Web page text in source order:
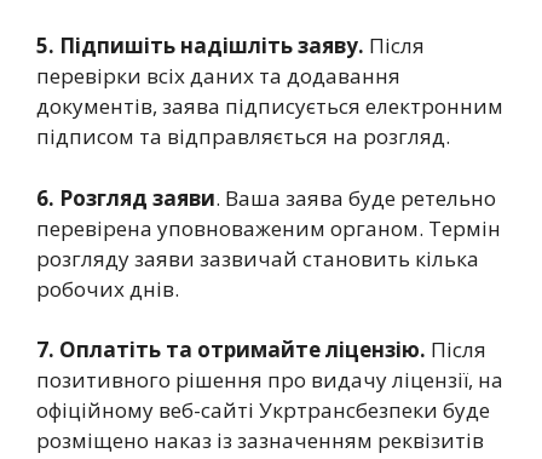
5. Підпишіть надішліть заяву. Після
перевірки всіх даних та додавання
документів, заява підписується електронним
підписом та відправляється на розгляд.
6. Розгляд заяви. Ваша заява буде ретельно
перевірена уповноваженим органом. Термін
розгляду заяви зазвичай становить кілька
робочих днів.
7. Оплатіть та отримайте ліцензію. Після
позитивного рішення про видачу ліцензії, на
офіційному веб-сайті Укртрансбезпеки буде
розміщено наказ із зазначенням реквізитів